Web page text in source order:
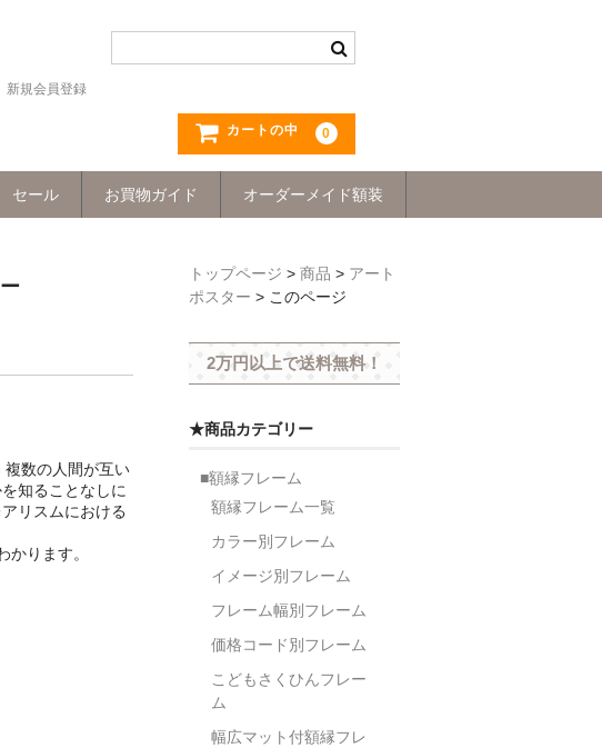
新規会員登録
カートの中 0
セール お買物ガイド オーダーメイド額装
複数の人間が互い
知ることなしに
リスムにおける
ります。
トップページ > 商品 > アート
ポスター > このページ
2万円以上で送料無料！
★商品カテゴリー
■額縁フレーム
額縁フレーム一覧
カラー別フレーム
イメージ別フレーム
フレーム幅別フレーム
価格コード別フレーム
こどもさくひんフレー
ム
幅広マット付額縁フレ